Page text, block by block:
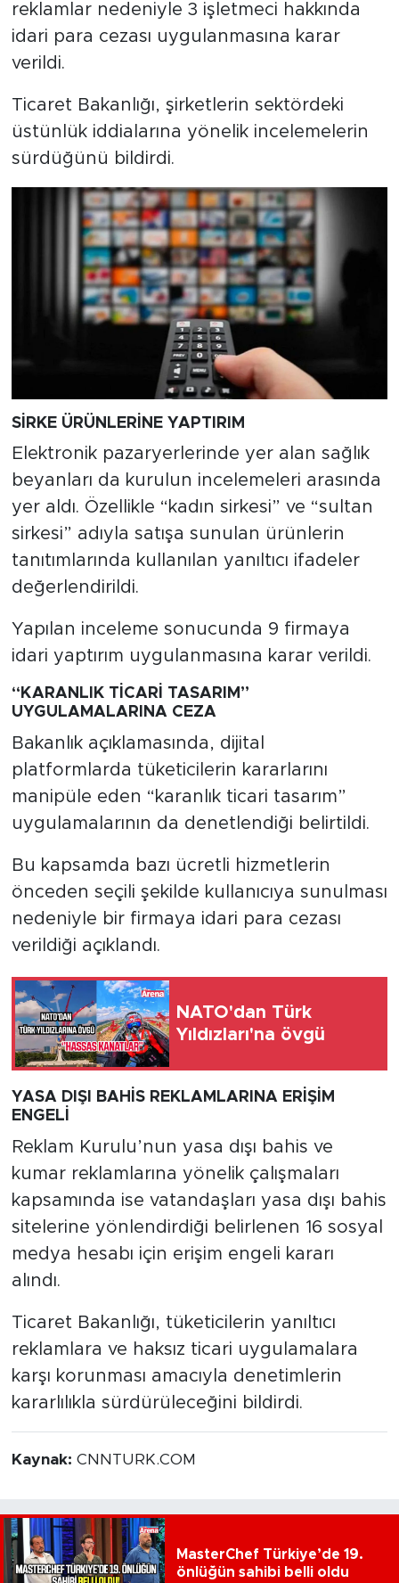
reklamlar nedeniyle 3 işletmeci hakkında
idari para cezası uygulanmasına karar
verildi.
Ticaret Bakanlığı, şirketlerin sektördeki
üstünlük iddialarına yönelik incelemelerin
sürdüğünü bildirdi.
SİRKE ÜRÜNLERİNE YAPTIRIM
Elektronik pazaryerlerinde yer alan sağlık
beyanları da kurulun incelemeleri arasında
yer aldı. Özellikle “kadın sirkesi” ve “sultan
sirkesi” adıyla satışa sunulan ürünlerin
tanıtımlarında kullanılan yanıltıcı ifadeler
değerlendirildi.
Yapılan inceleme sonucunda 9 firmaya
idari yaptırım uygulanmasına karar verildi.
“KARANLIK TİCARİ TASARIM”
UYGULAMALARINA CEZA
Bakanlık açıklamasında, dijital
platformlarda tüketicilerin kararlarını
manipüle eden “karanlık ticari tasarım”
uygulamalarının da denetlendiği belirtildi.
Bu kapsamda bazı ücretli hizmetlerin
önceden seçili şekilde kullanıcıya sunulması
nedeniyle bir firmaya idari para cezası
verildiği açıklandı.
NATO'dan Türk
Yıldızları'na övgü
YASA DIŞI BAHİS REKLAMLARINA ERİŞİM
ENGELİ
Reklam Kurulu’nun yasa dışı bahis ve
kumar reklamlarına yönelik çalışmaları
kapsamında ise vatandaşları yasa dışı bahis
sitelerine yönlendirdiği belirlenen 16 sosyal
medya hesabı için erişim engeli kararı
alındı.
Ticaret Bakanlığı, tüketicilerin yanıltıcı
reklamlara ve haksız ticari uygulamalara
karşı korunması amacıyla denetimlerin
kararlılıkla sürdürüleceğini bildirdi.
Kaynak: CNNTURK.COM
MasterChef Türkiye’de 19.
önlüğün sahibi belli oldu